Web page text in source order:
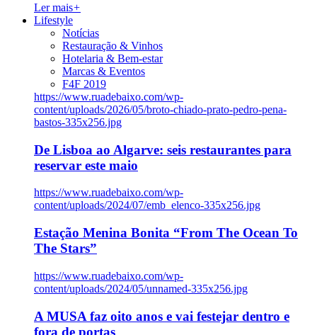
Ler mais+
Lifestyle
Notícias
Restauração & Vinhos
Hotelaria & Bem-estar
Marcas & Eventos
F4F 2019
https://www.ruadebaixo.com/wp-
content/uploads/2026/05/broto-chiado-prato-pedro-pena-
bastos-335x256.jpg
De Lisboa ao Algarve: seis restaurantes para
reservar este maio
https://www.ruadebaixo.com/wp-
content/uploads/2024/07/emb_elenco-335x256.jpg
Estação Menina Bonita “From The Ocean To
The Stars”
https://www.ruadebaixo.com/wp-
content/uploads/2024/05/unnamed-335x256.jpg
A MUSA faz oito anos e vai festejar dentro e
fora de portas